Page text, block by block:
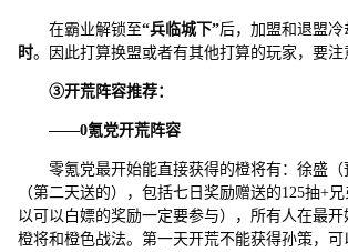
在霸业解锁至“兵临城下”后，加盟和退盟冷
时。因此打算换盟或者有其他打算的玩家，要注
③开荒阵容推荐：
——0氪党开荒阵容
零氪党最开始能直接获得的橙将有：徐盛（
（第二天送的），包括七日奖励赠送的125抽+
以可以白嫖的奖励一定要参与），所有人在最开
橙将和橙色战法。第一天开荒不能获得孙策，